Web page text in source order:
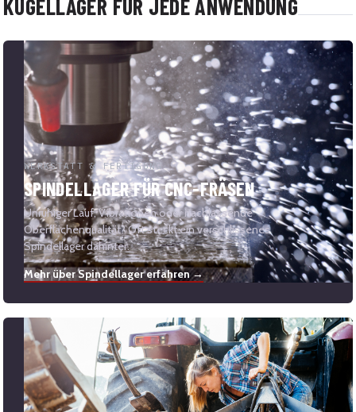
KUGELLAGER FÜR JEDE ANWENDUNG
WERKSTATT & FERTIGUNG
SPINDELLAGER FÜR CNC-FRÄSEN
Unruhiger Lauf, Vibrationen oder nachlassende
Oberflächenqualität? Oft steckt ein verschlissenes
Spindellager dahinter.
Mehr über Spindellager erfahren →